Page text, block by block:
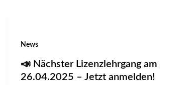
News
📣 Nächster Lizenzlehrgang am
26.04.2025 – Jetzt anmelden!